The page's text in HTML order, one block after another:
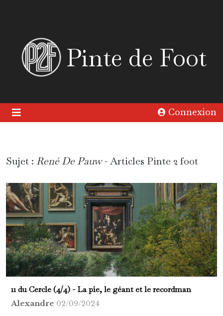
Pinte de Foot
Connexion
Sujet : René De Pauw- Articles Pinte 2 foot
11 du Cercle (4/4) - La pie, le géant et le recordman
Alexandre 02/09/2024